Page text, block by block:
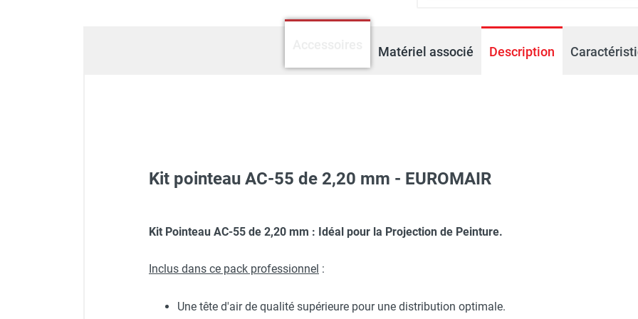
ÉQUIPEMENT DE
PROTECTION INDIVIDUELLE
STOCKAGE, CUVE ET
APPAREIL DE MESURE
ACCESSOIRES ET
Matériel associé Description
Pistolet pneumatique de peinture AC-55-P - EUROMAIR
Cuve COMPACTAIR 100 avec tuyau 5 mètres et pistolet peinture - EUROMAIR
Kit pointeau AC-55 de 2,20 mm - EUROMAIR
Kit Pointeau AC-55 de 2,20 mm : Idéal pour la Projection de Peinture.
Inclus dans ce pack professionnel :
Une tête d'air de qualité supérieure pour une distribution optimale.